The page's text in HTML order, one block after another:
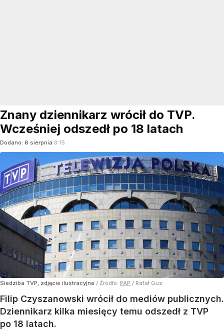
Znany dziennikarz wrócił do TVP.
Wcześniej odszedł po 18 latach
Dodano: 6 sierpnia 8:15
Siedziba TVP, zdjęcie ilustracyjne / Źródło: PAP / Rafał Guz
Filip Czyszanowski wrócił do mediów publicznych.
Dziennikarz kilka miesięcy temu odszedł z TVP
po 18 latach.